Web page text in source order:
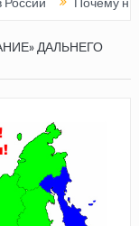
ДАЛЬНЕГО